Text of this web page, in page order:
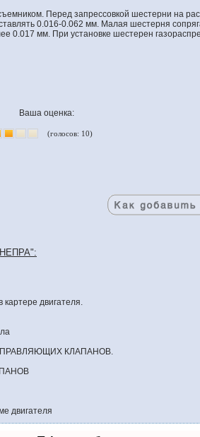
Перед запрессовкой шестерни на
0.016-0.062 мм. Малая шестерня
0.017 мм. При установке шестерен
Ваша оценка:
(голосов: 10)
двигателя.
КЛАПАНОВ.
двигателя